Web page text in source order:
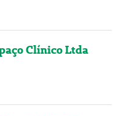
Clínico Ltda